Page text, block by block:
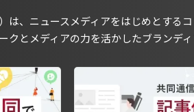
は、ニュースメディアをはじめとする
クとメディアの力を活かしたブランデ